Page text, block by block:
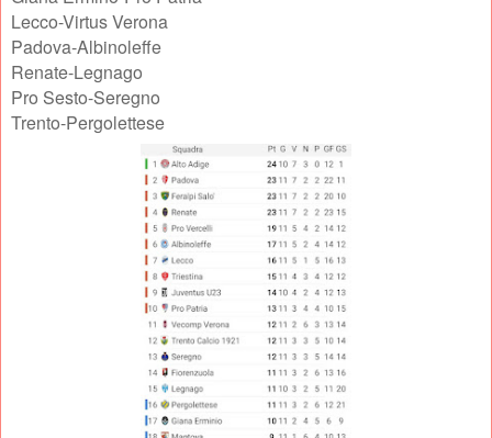
Lecco-Virtus Verona
Padova-Albinoleffe
Renate-Legnago
Pro Sesto-Seregno
Trento-Pergolettese